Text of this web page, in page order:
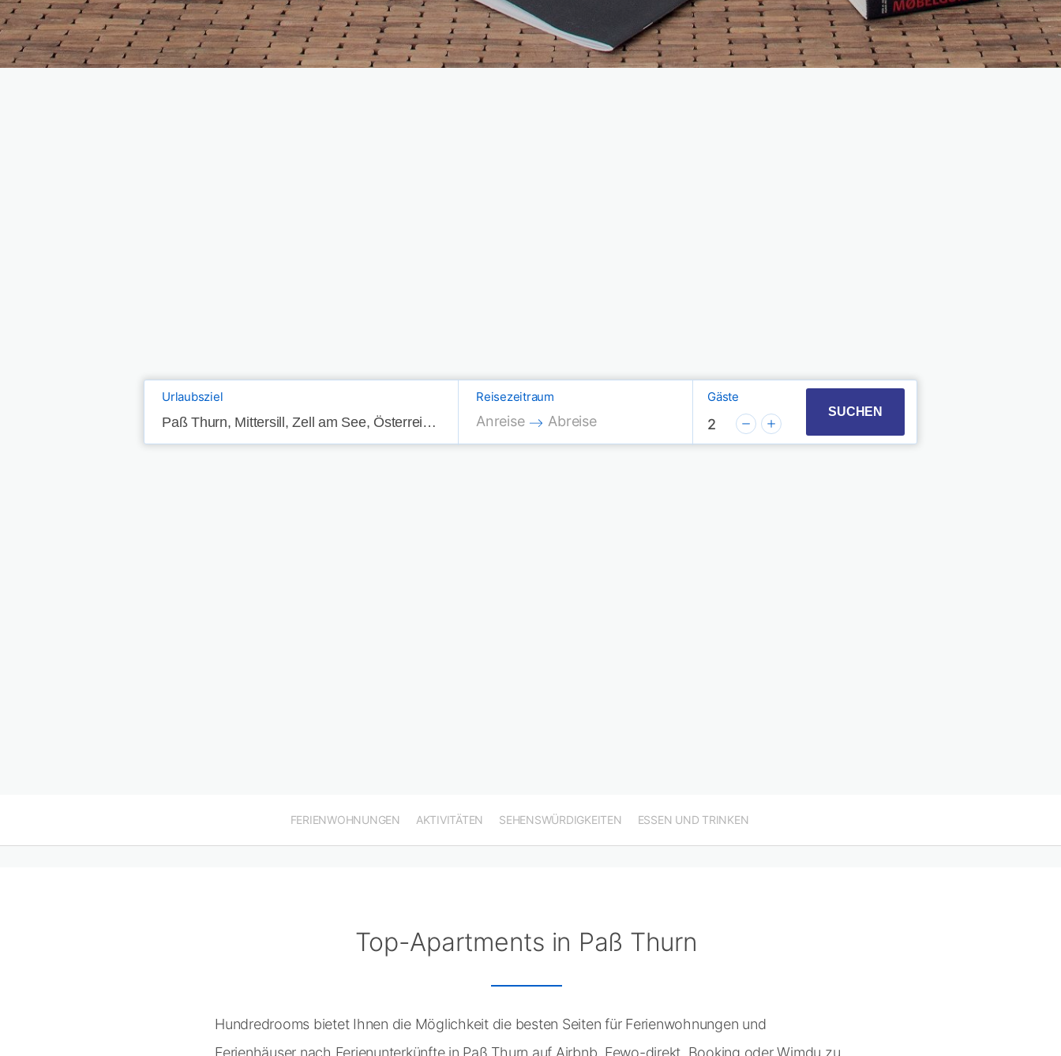
Urlaubsziel Reisezeitraum
Press the down arrow key to interact with the calendar and select a date. Press the
Anreise
Press the down arrow key to interact with the calendar and select a date.
Abreise
Gäste
2
SUCHEN
FERIENWOHNUNGEN AKTIVITÄTEN SEHENSWÜRDIGKEITEN ESSEN UND TRINKEN
Top-Apartments in Paß Thurn
Hundredrooms bietet Ihnen die Möglichkeit die besten Seiten für Ferienwohnungen und
Ferienhäuser nach Ferienunterkünfte in Paß Thurn auf Airbnb, Fewo-direkt, Booking oder Wimdu zu